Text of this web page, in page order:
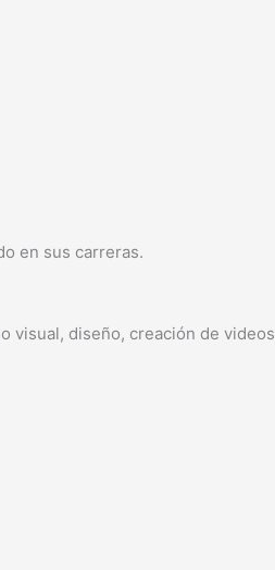
en sus carreras.
visual, diseño, creación de